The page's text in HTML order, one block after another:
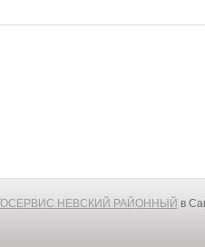
НЕВСКИЙ РАЙОННЫЙ в